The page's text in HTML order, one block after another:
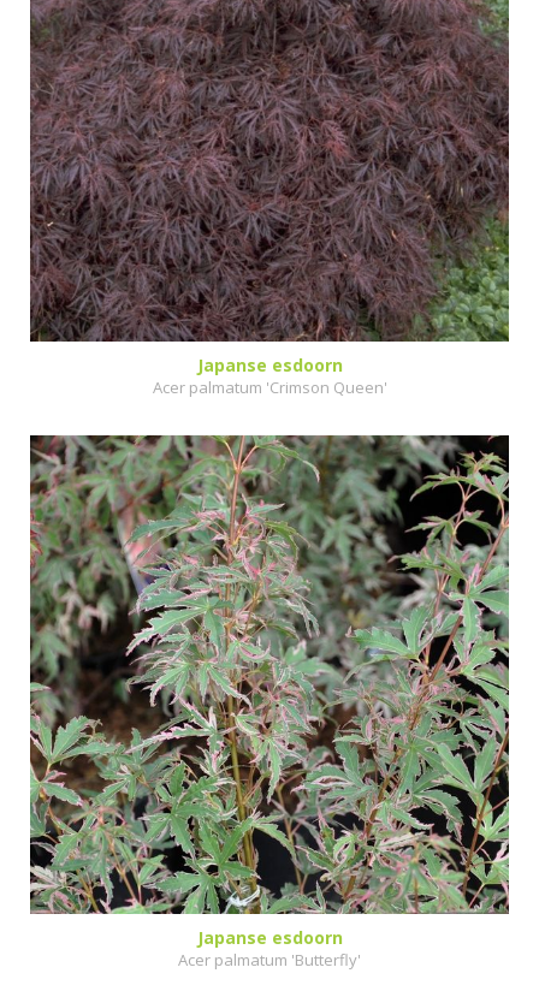
Japanse esdoorn
Acer palmatum 'Crimson Queen'
Japanse esdoorn
Acer palmatum 'Butterfly'